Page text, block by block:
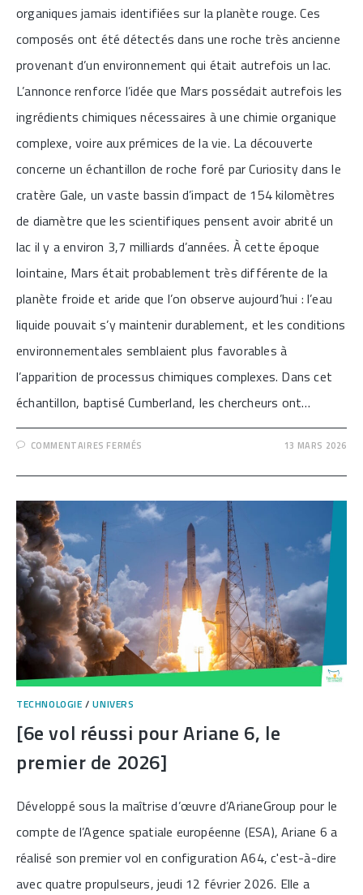
organiques jamais identifiées sur la planète rouge. Ces
composés ont été détectés dans une roche très ancienne
provenant d’un environnement qui était autrefois un lac.
L’annonce renforce l’idée que Mars possédait autrefois les
ingrédients chimiques nécessaires à une chimie organique
complexe, voire aux prémices de la vie. La découverte
concerne un échantillon de roche foré par Curiosity dans le
cratère Gale, un vaste bassin d’impact de 154 kilomètres
de diamètre que les scientifiques pensent avoir abrité un
lac il y a environ 3,7 milliards d’années. À cette époque
lointaine, Mars était probablement très différente de la
planète froide et aride que l’on observe aujourd’hui : l’eau
liquide pouvait s’y maintenir durablement, et les conditions
environnementales semblaient plus favorables à
l’apparition de processus chimiques complexes. Dans cet
échantillon, baptisé Cumberland, les chercheurs ont…
COMMENTAIRES FERMÉS
GRANDES
ORGANIQUES
JAMAIS
IDENTIFIÉES
13 MARS 2026
TECHNOLOGIE /UNIVERS
[6e vol réussi pour Ariane 6, le
premier de 2026]
Développé sous la maîtrise d’œuvre d’ArianeGroup pour le
compte de l’Agence spatiale européenne (ESA), Ariane 6 a
réalisé son premier vol en configuration A64, c'est-à-dire
avec quatre propulseurs, jeudi 12 février 2026. Elle a